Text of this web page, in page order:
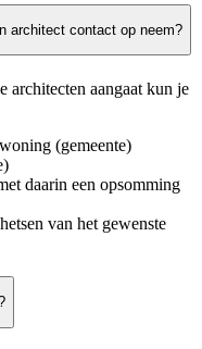
architect contact op neem?
architecten aangaat kun je
(gemeente)
daarin een opsomming
van het gewenste